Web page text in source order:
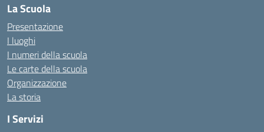
La Scuola
Presentazione
I luoghi
I numeri della scuola
Le carte della scuola
Organizzazione
La storia
I Servizi